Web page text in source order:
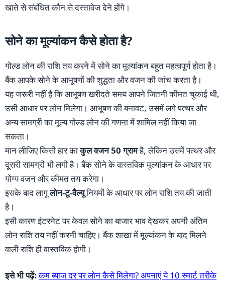
खाते से संबंधित कौन से दस्तावेज देने होंगे।
सोने का मूल्यांकन कैसे होता है?
गोल्ड लोन की राशि तय करने में सोने का मूल्यांकन बहुत महत्वपूर्ण होता है।
बैंक आपके सोने के आभूषणों की शुद्धता और वजन की जांच करता है।
यह जरूरी नहीं है कि आभूषण खरीदते समय आपने जितनी कीमत चुकाई थी,
उसी आधार पर लोन मिलेगा। आभूषण की बनावट, उसमें लगे पत्थर और
अन्य सामग्री का मूल्य गोल्ड लोन की गणना में शामिल नहीं किया जा
सकता।
मान लीजिए किसी हार काकुल वजन 50 ग्रामहै, लेकिन उसमें पत्थर और
दूसरी सामग्री भी लगी है। बैंक सोने के वास्तविक मूल्यांकन के आधार पर
योग्य वजन और कीमत तय करेगा।
इसके बाद लागूलोन-टू-वैल्यूनियमों के आधार पर लोन राशि तय की जाती
है।
इसी कारण इंटरनेट पर केवल सोने का बाजार भाव देखकर अपनी अंतिम
लोन राशि तय नहीं करनी चाहिए। बैंक शाखा में मूल्यांकन के बाद मिलने
वाली राशि ही वास्तविक होगी।
इसे भी पढ़ें: कम ब्याज दर पर लोन कैसे मिलेगा? अपनाएं ये 10 स्मार्ट तरीके